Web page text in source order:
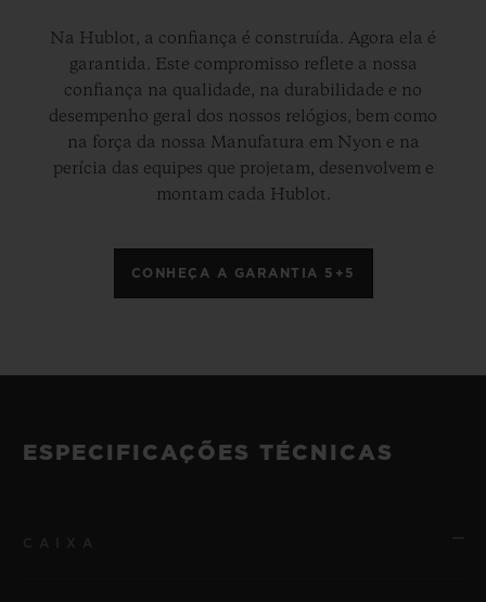
Na Hublot, a confiança é construída. Agora ela é
garantida. Este compromisso reflete a nossa
confiança na qualidade, na durabilidade e no
desempenho geral dos nossos relógios, bem como
na força da nossa Manufatura em Nyon e na
perícia das equipes que projetam, desenvolvem e
montam cada Hublot.
CONHEÇA A GARANTIA 5+5
ESPECIFICAÇÕES TÉCNICAS